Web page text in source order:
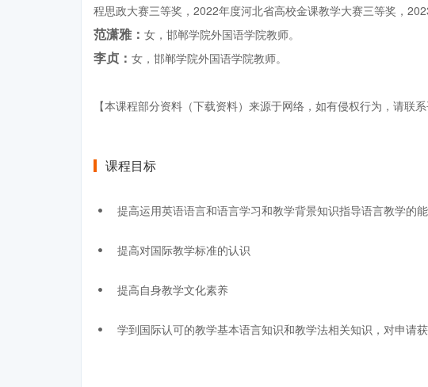
程思政大赛三等奖，2022年度河北省高校金课教学大赛三等奖，
范潇雅： 女，邯郸学院外国语学院教师。
李贞： 女，邯郸学院外国语学院教师。
【本课程部分资料（下载资料）来源于网络，如有侵权行为，请联
课程目标
提高运用英语语言和语言学习和教学背景知识指导语言教学的
提高对国际教学标准的认识
提高自身教学文化素养
学到国际认可的教学基本语言知识和教学法相关知识，对申请